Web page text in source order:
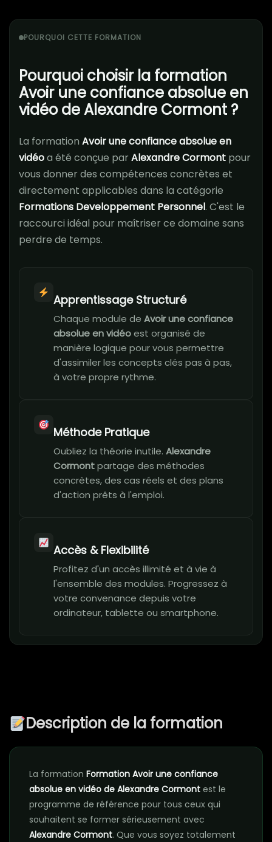
POURQUOI CETTE FORMATION
Pourquoi choisir la formation
Avoir une confiance absolue en
vidéo de Alexandre Cormont ?
La formation Avoir une confiance absolue en
vidéoa été conçue parAlexandre Cormont pour
vous donner des compétences concrètes et
directement applicables dans la catégorie
Formations Developpement Personnel. C'est le
raccourci idéal pour maîtriser ce domaine sans
perdre de temps.
Apprentissage Structuré
Chaque module de Avoir une confiance
absolue en vidéoest organisé de
manière logique pour vous permettre
d'assimiler les concepts clés pas à pas,
à votre propre rythme.
Méthode Pratique
Oubliez la théorie inutile. Alexandre
Cormontpartage des méthodes
concrètes, des cas réels et des plans
d'action prêts à l'emploi.
Accès & Flexibilité
Profitez d'un accès illimité et à vie à
l'ensemble des modules. Progressez à
votre convenance depuis votre
ordinateur, tablette ou smartphone.
Description de la formation
La formation Formation Avoir une confiance
absolue en vidéo de Alexandre Cormont est le
programme de référence pour tous ceux qui
souhaitent se former sérieusement avec
Alexandre Cormont. Que vous soyez totalement